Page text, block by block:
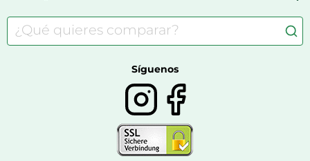
Carritos de bebé
Consolas
Comida para perros
Farmacia veterinaria
Accesorios de moda
Bolsos y maletas
Botas mujer
Síguenos